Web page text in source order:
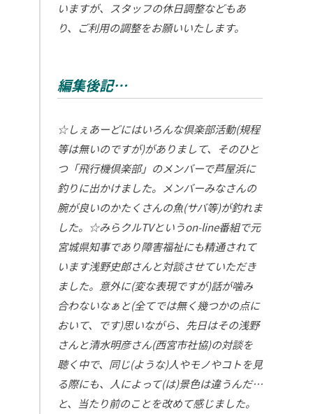
いますが、スタッフの休日調整などもあ
り、ご利用の調整をお願いいたします。
編集後記…
☆しぇあーどにはいろんな倶楽部活動(規程
等は無いのですが)がありまして、そのひと
つ「飛行機倶楽部」のメンバーで芦屋浜に
釣りに出かけました。メンバーみなさんの
腕が良いのかたくさんの魚(サバ等)が釣れま
した。☆みらクルTVというon-line番組で元
宮城県知事であり障害福祉にも精通されて
います浅野史郎さんと対談させていただき
ました。意外に(変な表現ですが)話が噛み
合わないなぁと(全てでは無く幾つかの点に
おいて、です)思いながら、先日はその浅野
さんと清水明彦さん(西宮市社協)の対談を
聴く中で、同じ(ような)人やモノやコトを見
る際にも、人によって(は)景色は違うんだ…
と、当たり前のことを改めて感じました。